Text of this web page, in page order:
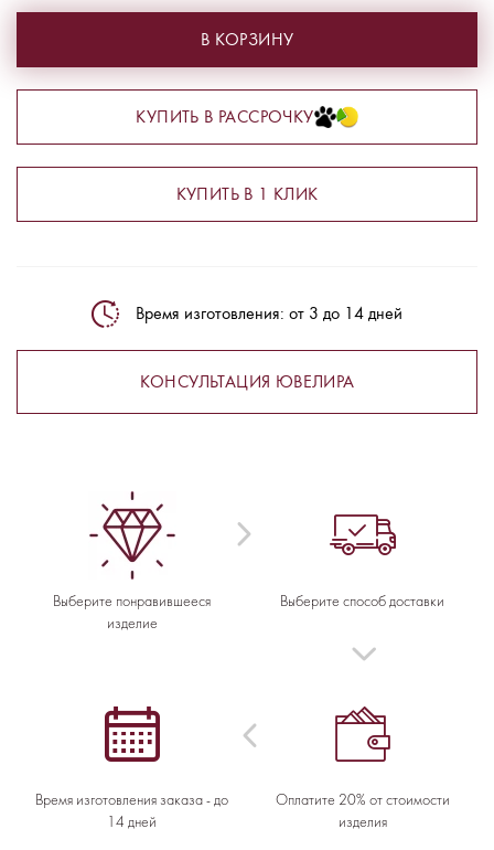
В КОРЗИНУ
КУПИТЬ В РАССРОЧКУ
КУПИТЬ В 1 КЛИК
Время изготовления: от 3 до 14 дней
КОНСУЛЬТАЦИЯ ЮВЕЛИРА
Выберите понравившееся
изделие
Выберите способ доставки
Оплатите 20% от стоимости
изделия
Время изготовления заказа - до
14 дней